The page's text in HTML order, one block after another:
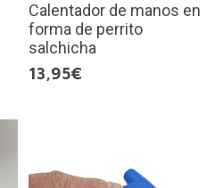
Calentador de manos en
forma de perrito
salchicha
13,95€